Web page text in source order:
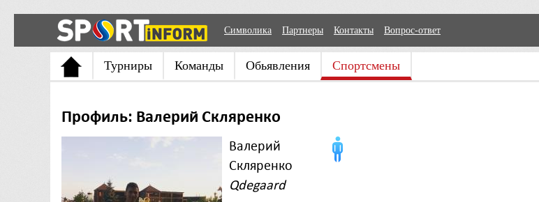
Символика Партнеры Контакты Вопрос-ответ
Турниры Команды Обьявления Спортсмены
Профиль: Валерий Скляренко
Валерий
Скляренко
Qdegaard